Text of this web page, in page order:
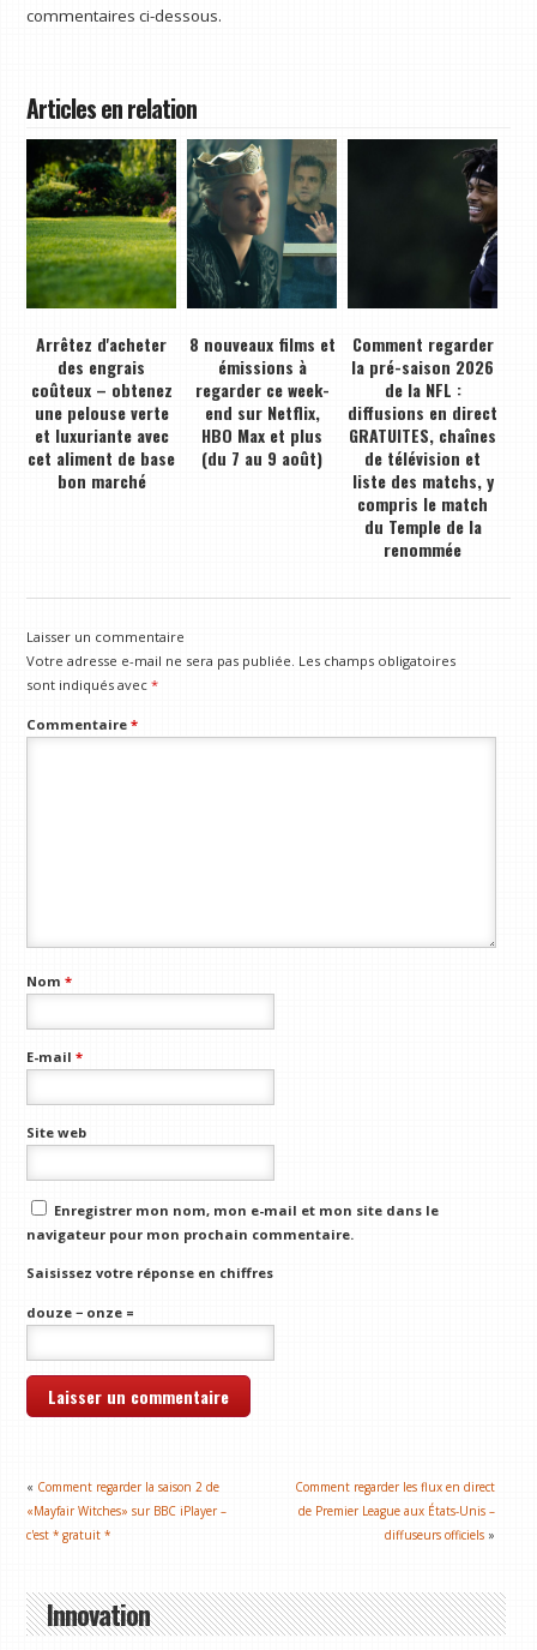
commentaires ci-dessous.
Articles en relation
Arrêtez d'acheter
des engrais
coûteux – obtenez
une pelouse verte
et luxuriante avec
cet aliment de base
bon marché
8 nouveaux films et
émissions à
regarder ce week-
end sur Netflix,
HBO Max et plus
(du 7 au 9 août)
Comment regarder
la pré-saison 2026
de la NFL :
diffusions en direct
GRATUITES, chaînes
de télévision et
liste des matchs, y
compris le match
du Temple de la
renommée
Laisser un commentaire
Votre adresse e-mail ne sera pas publiée. Les champs obligatoires
sont indiqués avec*
Commentaire*
Nom*
E-mail*
Site web
Enregistrer mon nom, mon e-mail et mon site dans le
navigateur pour mon prochain commentaire.
Saisissez votre réponse en chiffres
douze − onze =
« Comment regarder la saison 2 de
«Mayfair Witches» sur BBC iPlayer –
c'est * gratuit *
Comment regarder les flux en direct
de Premier League aux États-Unis –
diffuseurs officiels »
Innovation